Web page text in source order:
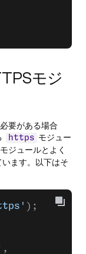
モジ
要がある場合
https モジュー
モジュールとよく
ます。以下はそ
);
,